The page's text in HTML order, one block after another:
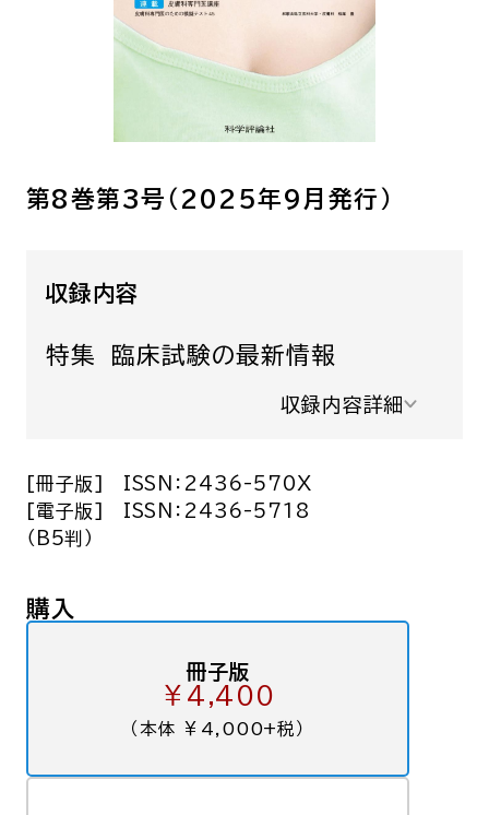
第8巻第3号（2025年9月発行）
収録内容
特集 臨床試験の最新情報
収録内容詳細
[冊子版]
ISSN：2436-570X
[電子版]
ISSN：2436-5718
（B5判）
購入
冊子版
￥4,400
（本体 ￥4,000+税）